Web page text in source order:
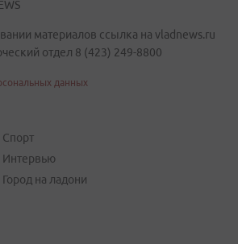
материалов ссылка на vladnews.ru
отдел 8 (423) 249-8800
данных
Спорт
Интервью
Город на ладони